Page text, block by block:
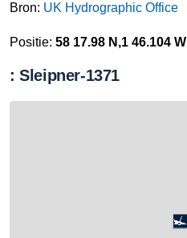
Bron: UK Hydrographic Office
Positie: 58 17.98 N,1 46.104 W
: Sleipner-1371